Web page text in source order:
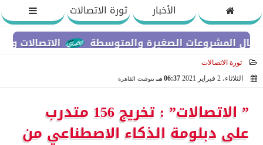
الأخبار
ثورة الاتصالات
الاتصالات والتعليم
ثورة الاتصالات
الثلاثاء، 2 فبراير 2021
06:37 مـ بتوقيت القاهرة
” الاتصالات” : تخريج 156 متدرب
على دبلومة الذكاء الاصطناعي من